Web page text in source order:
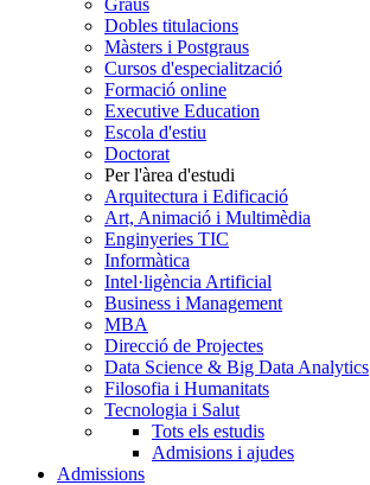
Graus
Dobles titulacions
Màsters i Postgraus
Cursos d'especialització
Formació online
Executive Education
Escola d'estiu
Doctorat
Per l'àrea d'estudi
Arquitectura i Edificació
Art, Animació i Multimèdia
Enginyeries TIC
Informàtica
Intel·ligència Artificial
Business i Management
MBA
Direcció de Projectes
Data Science & Big Data Analytics
Filosofia i Humanitats
Tecnologia i Salut
Tots els estudis
Admisions i ajudes
Admissions